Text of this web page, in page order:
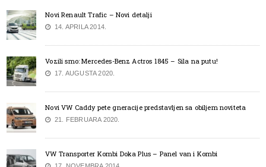
Novi Renault Trafic – Novi detalji
14. APRILA 2014.
Vozili smo: Mercedes-Benz Actros 1845 – Sila na putu!
17. AUGUSTA 2020.
Novi VW Caddy pete gneracije predstavljen sa obiljem noviteta
21. FEBRUARA 2020.
VW Transporter Kombi Doka Plus – Panel van i Kombi